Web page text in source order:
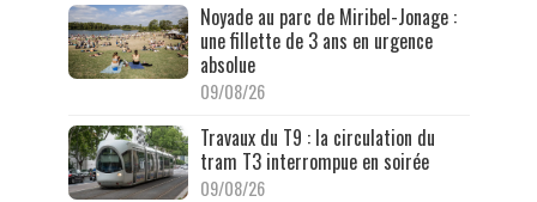
Noyade au parc de Miribel-Jonage :
une fillette de 3 ans en urgence
absolue
09/08/26
Travaux du T9 : la circulation du
tram T3 interrompue en soirée
09/08/26